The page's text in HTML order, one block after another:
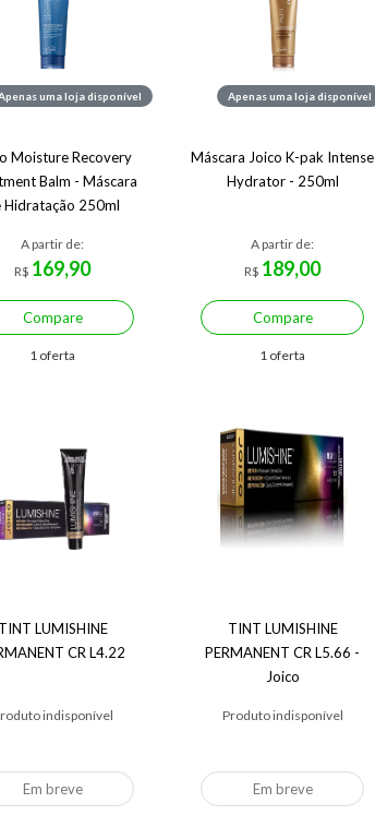
uma loja disponível
Moisture Recovery
Balm - Máscara
Hidratação 250ml
A partir de:
R$ 169,90
Compare
1 oferta
Apenas uma loja disponível
Máscara Joico K-pak Intense
Hydrator - 250ml
A partir de:
R$ 189,00
Compare
1 oferta
LUMISHINE
CR L4.22
indisponível
Em breve
TINT LUMISHINE
PERMANENT CR L5.66 -
Joico
Produto indisponível
Em breve